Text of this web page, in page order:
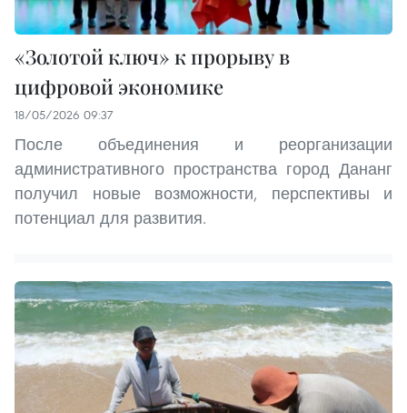
«Золотой ключ» к прорыву в
цифровой экономике
18/05/2026 09:37
После объединения и реорганизации
административного пространства город Дананг
получил новые возможности, перспективы и
потенциал для развития.